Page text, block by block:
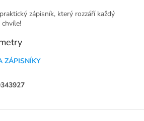
zápisník, který rozzáří každý
ZÁPISNÍKY